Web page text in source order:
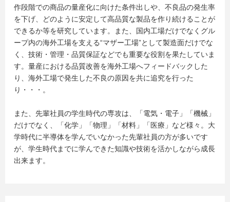
作段階での商品の量産化に向けた条件出しや、不良品の発生率
を下げ、どのように安定して高品質な製品を作り続けることが
できるか等を研究しています。また、国内工場だけでなくグル
ープ内の海外工場を支える“マザー工場”として製造面だけでな
く、技術・管理・品質保証などでも重要な役割を果たしていま
す。量産における品質改善を海外工場へフィードバックした
り、海外工場で発生した不良の原因を共に追究を行った
り・・・。
また、先輩社員の学生時代の専攻は、「電気・電子」「機械」
だけでなく、「化学」「物理」「材料」「医療」など様々。大
学時代に半導体を学んでいなかった先輩社員の方が多いです
が、学生時代までに学んできた知識や技術を活かしながら成長
出来ます。